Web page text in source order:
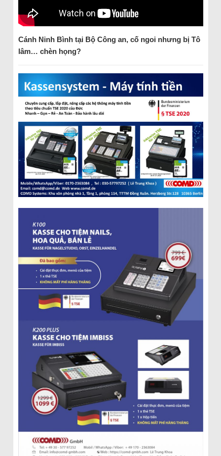
Cánh Ninh Bình tại Bộ Công an, cố ngoi nhưng bị Tô
lâm… chèn họng?